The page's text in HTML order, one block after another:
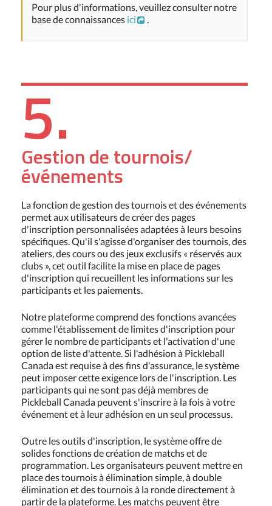
Pour plus d'informations, veuillez consulter notre
base de connaissances ici
5.
Gestion de tournois/
événements
La fonction de gestion des tournois et des événements
permet aux utilisateurs de créer des pages
d'inscription personnalisées adaptées à leurs besoins
spécifiques. Qu'il s'agisse d'organiser des tournois, des
ateliers, des cours ou des jeux exclusifs « réservés aux
clubs », cet outil facilite la mise en place de pages
d'inscription qui recueillent les informations sur les
participants et les paiements.
Notre plateforme comprend des fonctions avancées
comme l'établissement de limites d'inscription pour
gérer le nombre de participants et l'activation d'une
option de liste d'attente. Si l'adhésion à Pickleball
Canada est requise à des fins d'assurance, le système
peut imposer cette exigence lors de l'inscription. Les
participants qui ne sont pas déjà membres de
Pickleball Canada peuvent s'inscrire à la fois à votre
événement et à leur adhésion en un seul processus.
Outre les outils d'inscription, le système offre de
solides fonctions de création de matchs et de
programmation. Les organisateurs peuvent mettre en
place des tournois à élimination simple, à double
élimination et des tournois à la ronde directement à
partir de la plateforme. Les matchs peuvent être